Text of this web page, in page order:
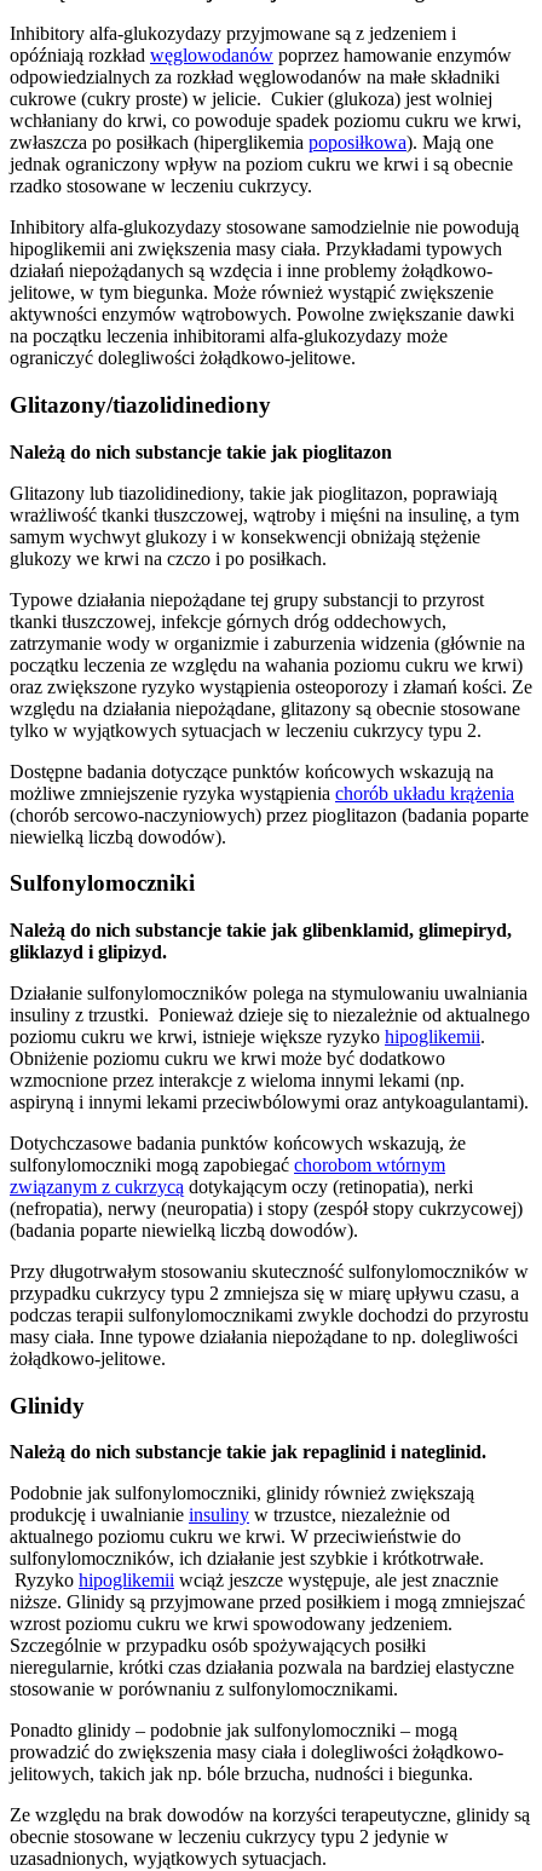
Inhibitory alfa-glukozydazy przyjmowane są z jedzeniem i
opóźniają rozkład węglowodanów poprzez hamowanie enzymów
odpowiedzialnych za rozkład węglowodanów na małe składniki
cukrowe (cukry proste) w jelicie. Cukier (glukoza) jest wolniej
wchłaniany do krwi, co powoduje spadek poziomu cukru we krwi,
zwłaszcza po posiłkach (hiperglikemia poposiłkowa). Mają one
jednak ograniczony wpływ na poziom cukru we krwi i są obecnie
rzadko stosowane w leczeniu cukrzycy.
Inhibitory alfa-glukozydazy stosowane samodzielnie nie powodują
hipoglikemii ani zwiększenia masy ciała. Przykładami typowych
działań niepożądanych są wzdęcia i inne problemy żołądkowo-
jelitowe, w tym biegunka. Może również wystąpić zwiększenie
aktywności enzymów wątrobowych. Powolne zwiększanie dawki
na początku leczenia inhibitorami alfa-glukozydazy może
ograniczyć dolegliwości żołądkowo-jelitowe.
Glitazony/tiazolidinediony
Należą do nich substancje takie jak pioglitazon
Glitazony lub tiazolidinediony, takie jak pioglitazon, poprawiają
wrażliwość tkanki tłuszczowej, wątroby i mięśni na insulinę, a tym
samym wychwyt glukozy i w konsekwencji obniżają stężenie
glukozy we krwi na czczo i po posiłkach.
Typowe działania niepożądane tej grupy substancji to przyrost
tkanki tłuszczowej, infekcje górnych dróg oddechowych,
zatrzymanie wody w organizmie i zaburzenia widzenia (głównie na
początku leczenia ze względu na wahania poziomu cukru we krwi)
oraz zwiększone ryzyko wystąpienia osteoporozy i złamań kości. Ze
względu na działania niepożądane, glitazony są obecnie stosowane
tylko w wyjątkowych sytuacjach w leczeniu cukrzycy typu 2.
Dostępne badania dotyczące punktów końcowych wskazują na
możliwe zmniejszenie ryzyka wystąpienia chorób układu krążenia
(chorób sercowo-naczyniowych) przez pioglitazon (badania poparte
niewielką liczbą dowodów).
Sulfonylomoczniki
Należą do nich substancje takie jak glibenklamid, glimepiryd,
gliklazyd i glipizyd.
Działanie sulfonylomoczników polega na stymulowaniu uwalniania
insuliny z trzustki. Ponieważ dzieje się to niezależnie od aktualnego
poziomu cukru we krwi, istnieje większe ryzyko hipoglikemii.
Obniżenie poziomu cukru we krwi może być dodatkowo
wzmocnione przez interakcje z wieloma innymi lekami (np.
aspiryną i innymi lekami przeciwbólowymi oraz antykoagulantami).
Dotychczasowe badania punktów końcowych wskazują, że
sulfonylomoczniki mogą zapobiegać chorobom wtórnym
związanym z cukrzycą dotykającym oczy (retinopatia), nerki
(nefropatia), nerwy (neuropatia) i stopy (zespół stopy cukrzycowej)
(badania poparte niewielką liczbą dowodów).
Przy długotrwałym stosowaniu skuteczność sulfonylomoczników w
przypadku cukrzycy typu 2 zmniejsza się w miarę upływu czasu, a
podczas terapii sulfonylomocznikami zwykle dochodzi do przyrostu
masy ciała. Inne typowe działania niepożądane to np. dolegliwości
żołądkowo-jelitowe.
Glinidy
Należą do nich substancje takie jak repaglinid i nateglinid.
Podobnie jak sulfonylomoczniki, glinidy również zwiększają
produkcję i uwalnianie insuliny w trzustce, niezależnie od
aktualnego poziomu cukru we krwi. W przeciwieństwie do
sulfonylomoczników, ich działanie jest szybkie i krótkotrwałe.
Ryzyko hipoglikemii wciąż jeszcze występuje, ale jest znacznie
niższe. Glinidy są przyjmowane przed posiłkiem i mogą zmniejszać
wzrost poziomu cukru we krwi spowodowany jedzeniem.
Szczególnie w przypadku osób spożywających posiłki
nieregularnie, krótki czas działania pozwala na bardziej elastyczne
stosowanie w porównaniu z sulfonylomocznikami.
Ponadto glinidy – podobnie jak sulfonylomoczniki – mogą
prowadzić do zwiększenia masy ciała i dolegliwości żołądkowo-
jelitowych, takich jak np. bóle brzucha, nudności i biegunka.
Ze względu na brak dowodów na korzyści terapeutyczne, glinidy są
obecnie stosowane w leczeniu cukrzycy typu 2 jedynie w
uzasadnionych, wyjątkowych sytuacjach.